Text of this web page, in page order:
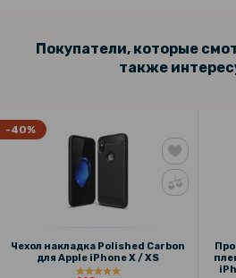
Покупатели, которые
также
-40%
Чехол накладка Polished Carbon
для Apple iPhone X / XS